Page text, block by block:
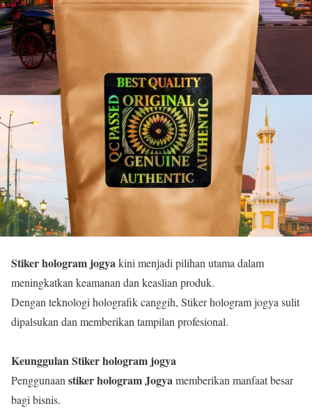
Stiker hologram jogyakini menjadi pilihan utama dalam
meningkatkan keamanan dan keaslian produk.
Dengan teknologi holografik canggih, Stiker hologram jogya sulit
dipalsukan dan memberikan tampilan profesional.
Keunggulan Stiker hologram jogya
Penggunaan stiker hologram Jogyamemberikan manfaat besar
bagi bisnis.